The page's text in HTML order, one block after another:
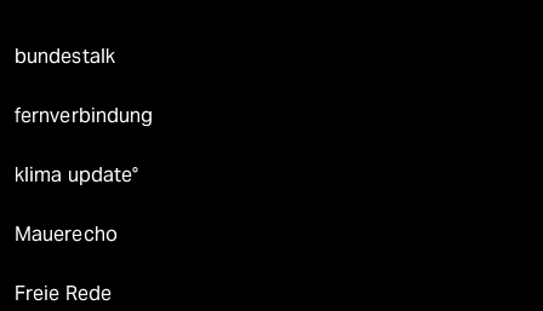
bundestalk
fernverbindung
klima update°
Mauerecho
Freie Rede